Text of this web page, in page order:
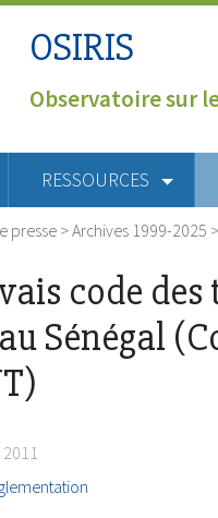
OSIRIS
Observatoire sur
RESSOURCES
presse>Archives 1999-2025 >
code
Sénégal